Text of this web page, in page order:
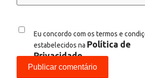
Eu concordo com os termos e
estabelecidos na Política de
Privacidade